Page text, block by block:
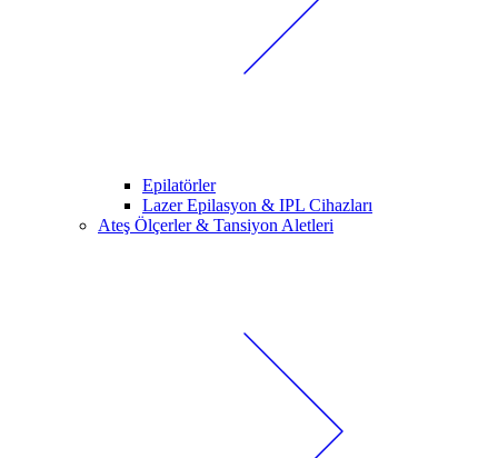
Epilatörler
Lazer Epilasyon & IPL Cihazları
Ateş Ölçerler & Tansiyon Aletleri